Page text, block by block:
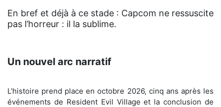
En bref et déjà à ce stade : Capcom ne ressuscite
pas l’horreur : il la sublime.
Un nouvel arc narratif
L’histoire prend place en octobre 2026, cinq ans après les
événements de Resident Evil Village et la conclusion de